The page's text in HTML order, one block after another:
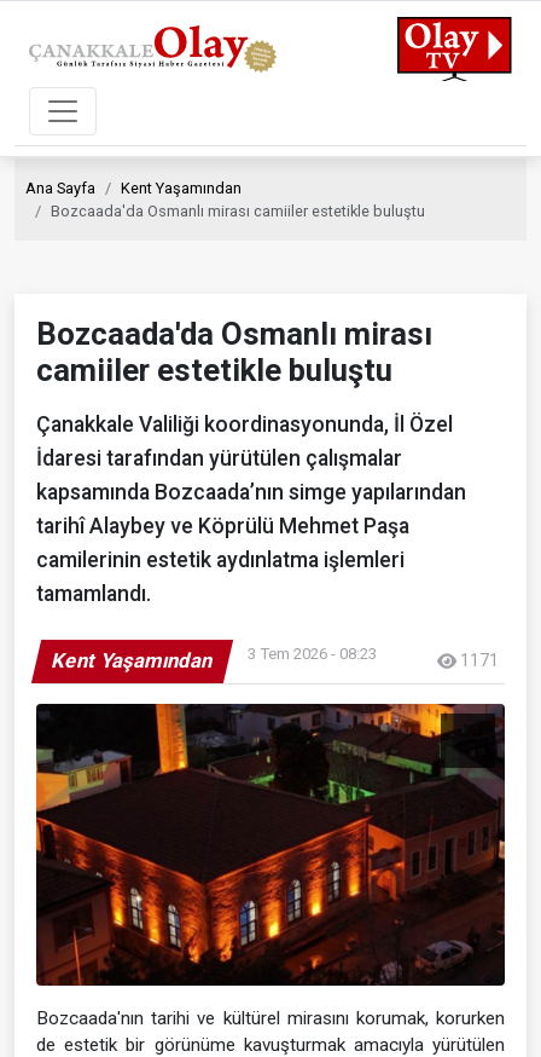
Ana Sayfa
Kent Yaşamından
Bozcaada'da Osmanlı mirası camiiler estetikle buluştu
Bozcaada'da Osmanlı mirası
camiiler estetikle buluştu
Çanakkale Valiliği koordinasyonunda, İl Özel
İdaresi tarafından yürütülen çalışmalar
kapsamında Bozcaada’nın simge yapılarından
tarihî Alaybey ve Köprülü Mehmet Paşa
camilerinin estetik aydınlatma işlemleri
tamamlandı.
Kent Yaşamından 3 Tem 2026 - 08:23 1171
Bozcaada'nın tarihi ve kültürel mirasını korumak, korurken
de estetik bir görünüme kavuşturmak amacıyla yürütülen